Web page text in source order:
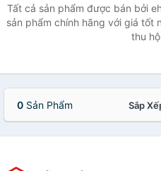
Tất cả sản phẩm được bán bởi
sản phẩm chính hãng với giá tốt
thu
0 Sản Phẩm Sắp